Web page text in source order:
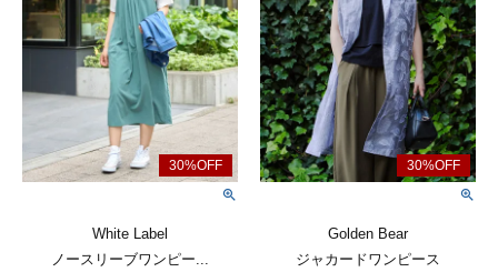
White Label
ノースリーブワンピー...
Golden Bear
ジャカードワンピース